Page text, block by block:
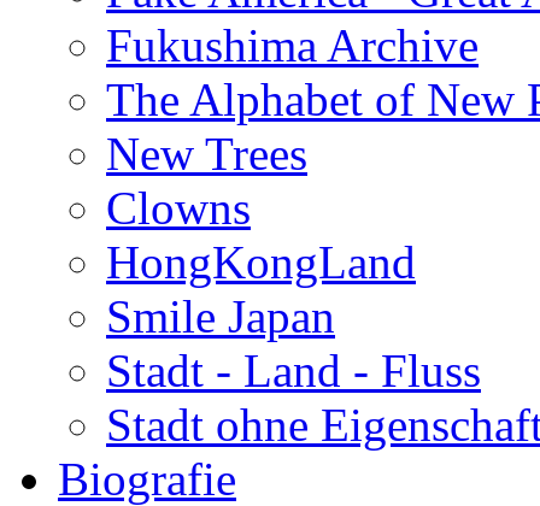
Fukushima Archive
The Alphabet of New
New Trees
Clowns
HongKongLand
Smile Japan
Stadt - Land - Fluss
Stadt ohne
Biografie